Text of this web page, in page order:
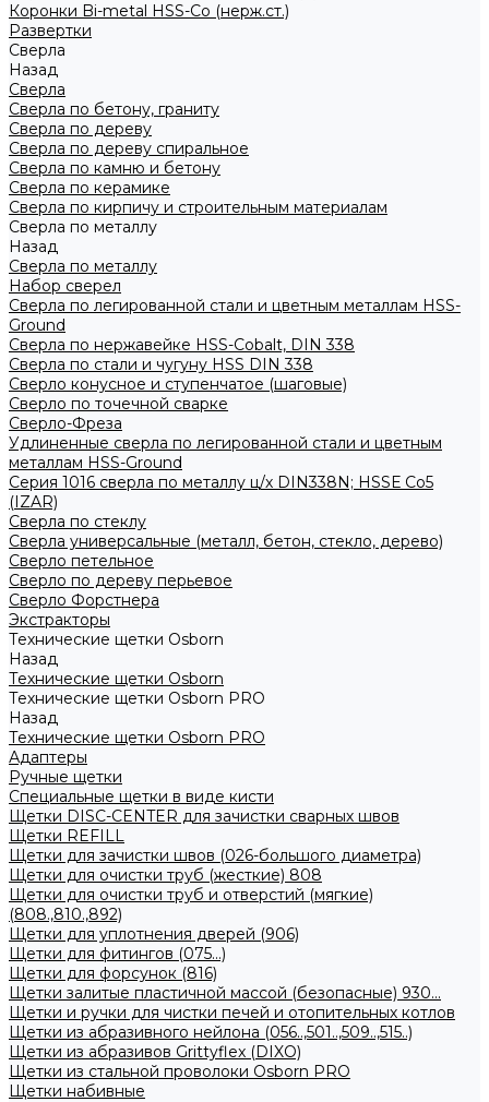
Коронки Bi-metal HSS-Co (нерж.ст.)
Развертки
Сверла
Назад
Сверла
Сверла по бетону, граниту
Сверла по дереву
Сверла по дереву спиральное
Сверла по камню и бетону
Сверла по керамике
Сверла по кирпичу и строительным материалам
Сверла по металлу
Назад
Сверла по металлу
Набор сверел
Сверла по легированной стали и цветным металлам HSS-
Ground
Сверла по нержавейке HSS-Cobalt, DIN 338
Сверла по стали и чугуну HSS DIN 338
Сверло конусное и ступенчатое (шаговые)
Сверло по точечной сварке
Сверло-Фреза
Удлиненные сверла по легированной стали и цветным
металлам HSS-Ground
Серия 1016 сверла по металлу ц/х DIN338N; HSSЕ Со5
(IZAR)
Сверла по стеклу
Сверла универсальные (металл, бетон, стекло, дерево)
Сверло петельное
Сверло по дереву перьевое
Сверло Форстнера
Экстракторы
Технические щетки Osborn
Назад
Технические щетки Osborn
Технические щетки Osborn PRO
Назад
Технические щетки Osborn PRO
Адаптеры
Ручные щетки
Специальные щетки в виде кисти
Щетки DISC-CENTER для зачистки сварных швов
Щетки REFILL
Щетки для зачистки швов (026-большого диаметра)
Щетки для очистки труб (жесткие) 808
Щетки для очистки труб и отверстий (мягкие)
(808.,810.,892)
Щетки для уплотнения дверей (906)
Щетки для фитингов (075...)
Щетки для форсунок (816)
Щетки залитые пластичной массой (безопасные) 930...
Щетки и ручки для чистки печей и отопительных котлов
Щетки из абразивного нейлона (056..,501..,509..,515..)
Щетки из абразивов Grittyflex (DIXO)
Щетки из стальной проволоки Osborn PRO
Щетки набивные